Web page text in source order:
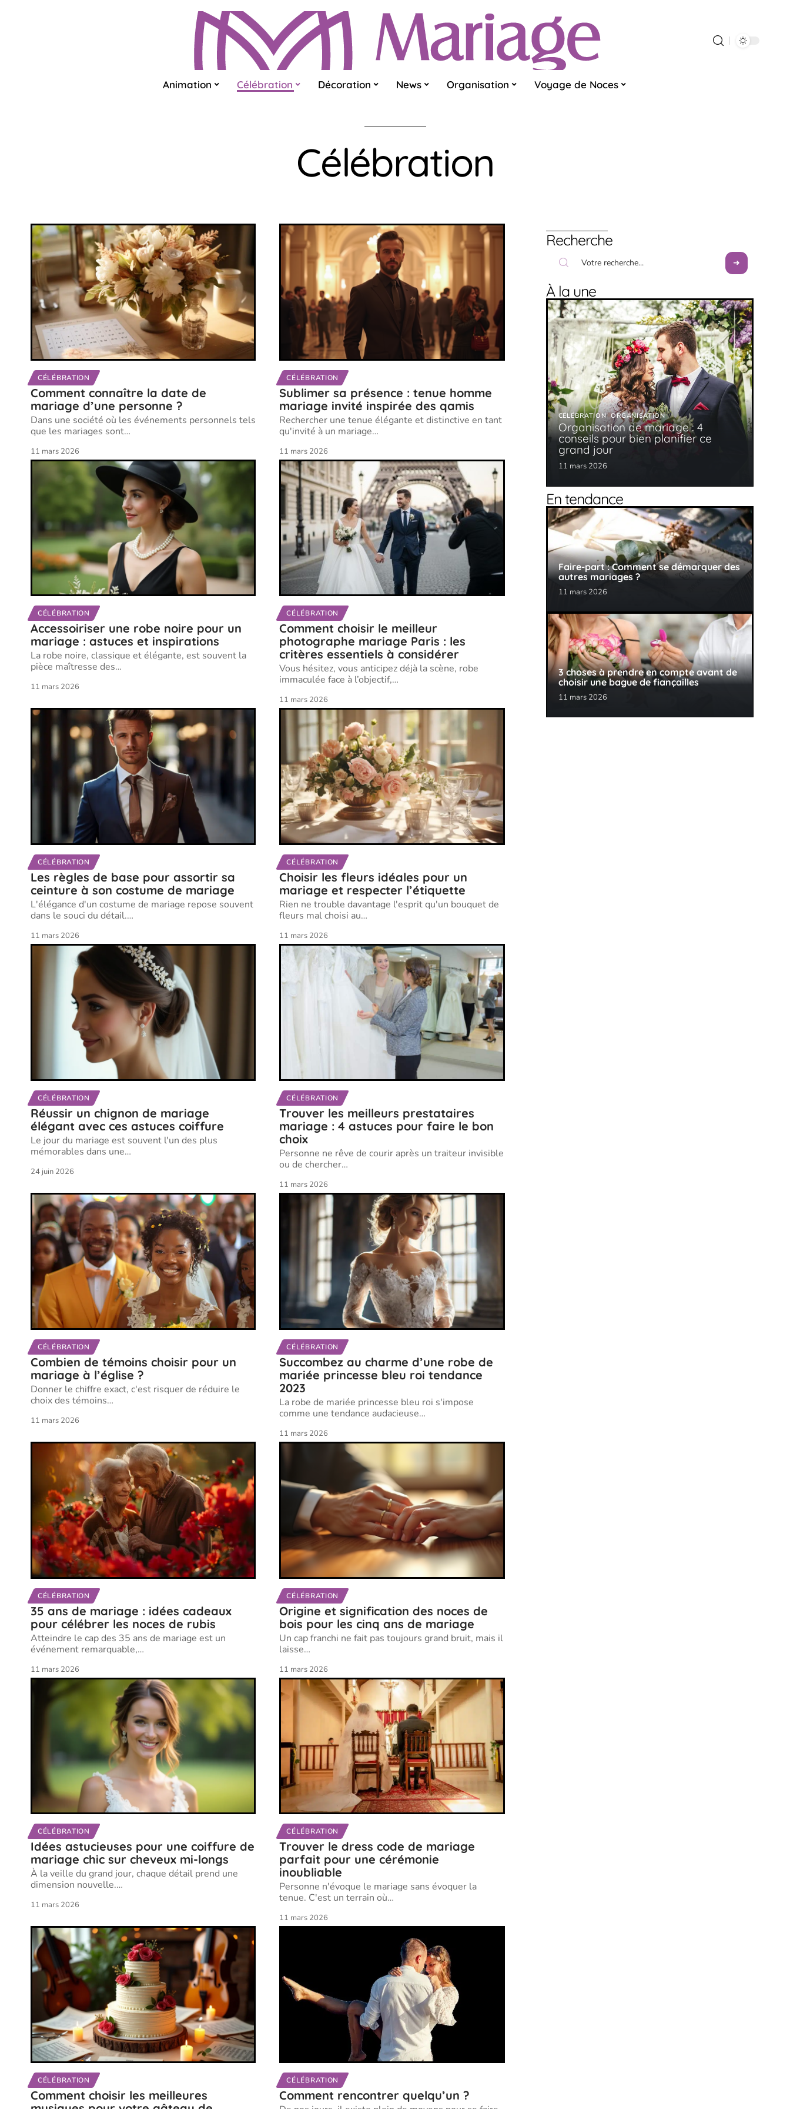
Animation Célébration Décoration News Organisation Voyage de Noces
Célébration
CÉLÉBRATION
Comment connaître la date de
mariage d’une personne ?
Dans une société où les événements personnels tels
que les mariages sont…
11 mars 2026
CÉLÉBRATION
Sublimer sa présence : tenue homme
mariage invité inspirée des qamis
Rechercher une tenue élégante et distinctive en tant
qu'invité à un mariage…
11 mars 2026
CÉLÉBRATION
Accessoiriser une robe noire pour un
mariage : astuces et inspirations
La robe noire, classique et élégante, est souvent la
pièce maîtresse des…
11 mars 2026
CÉLÉBRATION
Comment choisir le meilleur
photographe mariage Paris : les
critères essentiels à considérer
Vous hésitez, vous anticipez déjà la scène, robe
immaculée face à l’objectif,…
11 mars 2026
CÉLÉBRATION
Les règles de base pour assortir sa
ceinture à son costume de mariage
L'élégance d'un costume de mariage repose souvent
dans le souci du détail.…
11 mars 2026
CÉLÉBRATION
Choisir les fleurs idéales pour un
mariage et respecter l’étiquette
Rien ne trouble davantage l'esprit qu'un bouquet de
fleurs mal choisi au…
11 mars 2026
CÉLÉBRATION
Réussir un chignon de mariage
élégant avec ces astuces coiffure
Le jour du mariage est souvent l'un des plus
mémorables dans une…
24 juin 2026
CÉLÉBRATION
Trouver les meilleurs prestataires
mariage : 4 astuces pour faire le bon
choix
Personne ne rêve de courir après un traiteur invisible
ou de chercher…
11 mars 2026
CÉLÉBRATION
Combien de témoins choisir pour un
mariage à l’église ?
Donner le chiffre exact, c'est risquer de réduire le
choix des témoins…
11 mars 2026
CÉLÉBRATION
Succombez au charme d’une robe de
mariée princesse bleu roi tendance
2023
La robe de mariée princesse bleu roi s'impose
comme une tendance audacieuse…
11 mars 2026
CÉLÉBRATION
35 ans de mariage : idées cadeaux
pour célébrer les noces de rubis
Atteindre le cap des 35 ans de mariage est un
événement remarquable,…
11 mars 2026
CÉLÉBRATION
Origine et signification des noces de
bois pour les cinq ans de mariage
Un cap franchi ne fait pas toujours grand bruit, mais il
laisse…
11 mars 2026
CÉLÉBRATION
Idées astucieuses pour une coiffure de
mariage chic sur cheveux mi-longs
À la veille du grand jour, chaque détail prend une
dimension nouvelle.…
11 mars 2026
CÉLÉBRATION
Trouver le dress code de mariage
parfait pour une cérémonie
inoubliable
Personne n'évoque le mariage sans évoquer la
tenue. C'est un terrain où…
11 mars 2026
CÉLÉBRATION
Comment choisir les meilleures
CÉLÉBRATION
Comment rencontrer quelqu’un ?
Recherche
À la une
CÉLÉBRATION ORGANISATION
Organisation de mariage : 4
conseils pour bien planifier ce
grand jour
11 mars 2026
En tendance
Faire-part : Comment se démarquer des
autres mariages ?
11 mars 2026
3 choses à prendre en compte avant de
choisir une bague de fiançailles
11 mars 2026